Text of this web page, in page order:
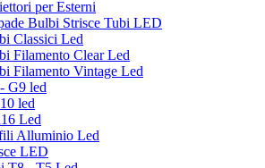
per Esterni
Bulbi Strisce Tubi LED
Classici Led
Filamento Clear Led
Filamento Vintage Led
G9 led
led
Led
Alluminio Led
LED